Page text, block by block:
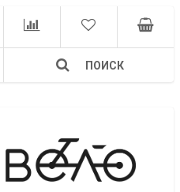
ПОИСК